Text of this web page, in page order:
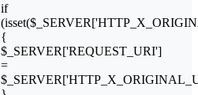
if
{
$_SERVER['REQUEST_URI']
=